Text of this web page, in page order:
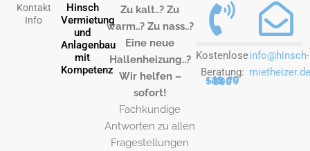
Kontakt
Info
Hinsch
Vermietung
und
Anlagenbau
mit
Kompetenz
Zu kalt..? Zu
warm..? Zu nass..?
Eine neue
Hallenheizung..?
Wir helfen –
sofort!
Fachkundige
Antworten zu allen
Fragestellungen
Kostenlose
Beratung:
+49 40 538 79 800
info@hinsch-